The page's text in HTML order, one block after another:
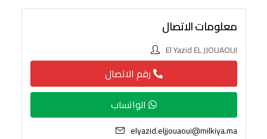
معلومات الاتصال
El Yazid EL JJOUAOUI
رقم الاتصال
الواتساب
elyazid.eljjouaoui@milkiya.ma